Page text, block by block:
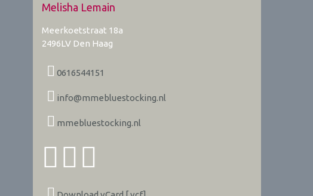
Melisha Lemain
Meerkoetstraat 18a
2496LV Den Haag
0616544151
info@mmebluestocking.nl
mmebluestocking.nl